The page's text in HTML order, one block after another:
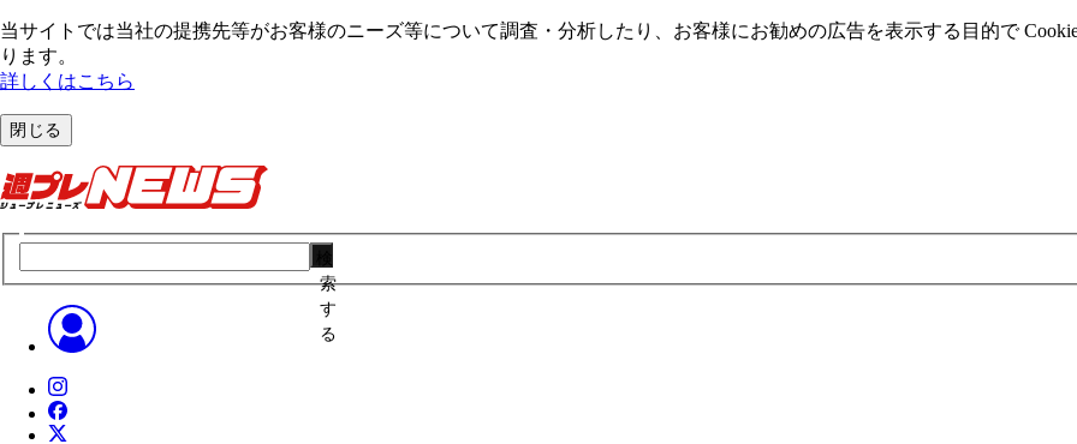
当サイトでは当社の提携先等がお客様のニーズ等について調査・分析したり、お客様にお勧めの広告を表⽰する⽬的で
ります。
詳しくはこちら
閉じる
索
す
る